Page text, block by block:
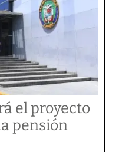
el proyecto
pensión